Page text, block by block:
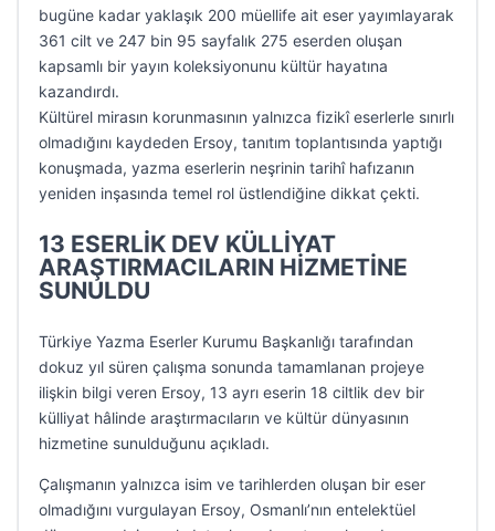
bugüne kadar yaklaşık 200 müellife ait eser yayımlayarak
361 cilt ve 247 bin 95 sayfalık 275 eserden oluşan
kapsamlı bir yayın koleksiyonunu kültür hayatına
kazandırdı.
Kültürel mirasın korunmasının yalnızca fizikî eserlerle sınırlı
olmadığını kaydeden Ersoy, tanıtım toplantısında yaptığı
konuşmada, yazma eserlerin neşrinin tarihî hafızanın
yeniden inşasında temel rol üstlendiğine dikkat çekti.
13 ESERLİK DEV KÜLLİYAT
ARAŞTIRMACILARIN HİZMETİNE
SUNULDU
Türkiye Yazma Eserler Kurumu Başkanlığı tarafından
dokuz yıl süren çalışma sonunda tamamlanan projeye
ilişkin bilgi veren Ersoy, 13 ayrı eserin 18 ciltlik dev bir
külliyat hâlinde araştırmacıların ve kültür dünyasının
hizmetine sunulduğunu açıkladı.
Çalışmanın yalnızca isim ve tarihlerden oluşan bir eser
olmadığını vurgulayan Ersoy, Osmanlı’nın entelektüel